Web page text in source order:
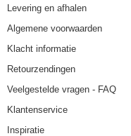
Levering en afhalen
Algemene voorwaarden
Klacht informatie
Retourzendingen
Veelgestelde vragen - FAQ
Klantenservice
Inspiratie